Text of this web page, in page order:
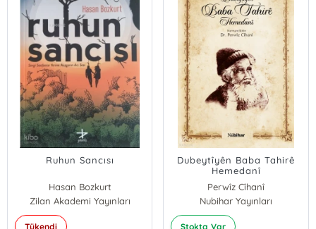
Ruhun Sancısı
Hasan Bozkurt
Zilan Akademi Yayınları
Tükendi
Dubeytîyên Baba Tahirê
Hemedanî
Perwîz Cîhanî
Nubihar Yayınları
Stokta Var